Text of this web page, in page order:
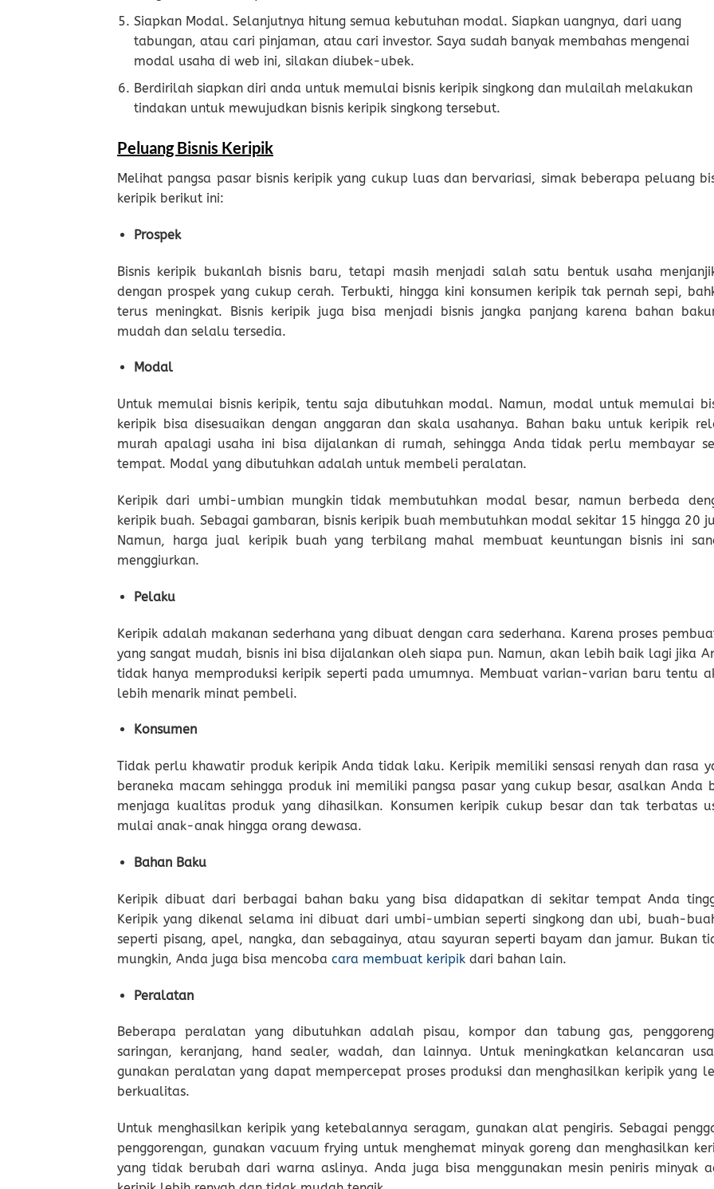
Siapkan Modal. Selanjutnya hitung semua kebutuhan modal. Siapkan uangnya, dari uang
tabungan, atau cari pinjaman, atau cari investor. Saya sudah banyak membahas mengenai
modal usaha di web ini, silakan diubek-ubek.
Berdirilah siapkan diri anda untuk memulai bisnis keripik singkong dan mulailah melakukan
tindakan untuk mewujudkan bisnis keripik singkong tersebut.
Peluang Bisnis Keripik
Melihat pangsa pasar bisnis keripik yang cukup luas dan bervariasi, simak beberapa peluang
keripik berikut ini:
Prospek
Bisnis keripik bukanlah bisnis baru, tetapi masih menjadi salah satu bentuk usaha
dengan prospek yang cukup cerah. Terbukti, hingga kini konsumen keripik tak pernah sepi,
terus meningkat. Bisnis keripik juga bisa menjadi bisnis jangka panjang karena bahan
mudah dan selalu tersedia.
Modal
Untuk memulai bisnis keripik, tentu saja dibutuhkan modal. Namun, modal untuk memulai
keripik bisa disesuaikan dengan anggaran dan skala usahanya. Bahan baku untuk keripik
murah apalagi usaha ini bisa dijalankan di rumah, sehingga Anda tidak perlu membayar
tempat. Modal yang dibutuhkan adalah untuk membeli peralatan.
Keripik dari umbi-umbian mungkin tidak membutuhkan modal besar, namun berbeda
keripik buah. Sebagai gambaran, bisnis keripik buah membutuhkan modal sekitar 15 hingga 20
Namun, harga jual keripik buah yang terbilang mahal membuat keuntungan bisnis ini
menggiurkan.
Pelaku
Keripik adalah makanan sederhana yang dibuat dengan cara sederhana. Karena proses
yang sangat mudah, bisnis ini bisa dijalankan oleh siapa pun. Namun, akan lebih baik lagi jika
tidak hanya memproduksi keripik seperti pada umumnya. Membuat varian-varian baru tentu
lebih menarik minat pembeli.
Konsumen
Tidak perlu khawatir produk keripik Anda tidak laku. Keripik memiliki sensasi renyah dan rasa
beraneka macam sehingga produk ini memiliki pangsa pasar yang cukup besar, asalkan Anda
menjaga kualitas produk yang dihasilkan. Konsumen keripik cukup besar dan tak terbatas
mulai anak-anak hingga orang dewasa.
Bahan Baku
Keripik dibuat dari berbagai bahan baku yang bisa didapatkan di sekitar tempat Anda
Keripik yang dikenal selama ini dibuat dari umbi-umbian seperti singkong dan ubi, buah-
seperti pisang, apel, nangka, dan sebagainya, atau sayuran seperti bayam dan jamur. Bukan
mungkin, Anda juga bisa mencoba cara membuat keripik dari bahan lain.
Peralatan
Beberapa peralatan yang dibutuhkan adalah pisau, kompor dan tabung gas,
saringan, keranjang, hand sealer, wadah, dan lainnya. Untuk meningkatkan kelancaran
gunakan peralatan yang dapat mempercepat proses produksi dan menghasilkan keripik yang
berkualitas.
Untuk menghasilkan keripik yang ketebalannya seragam, gunakan alat pengiris. Sebagai
penggorengan, gunakan vacuum frying untuk menghemat minyak goreng dan menghasilkan
yang tidak berubah dari warna aslinya. Anda juga bisa menggunakan mesin peniris minyak